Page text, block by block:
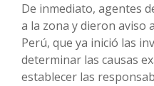
De inmediato, agentes
a la zona y dieron aviso
Perú, que ya inició las
determinar las causas
establecer las